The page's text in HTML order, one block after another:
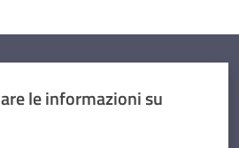
le informazioni su